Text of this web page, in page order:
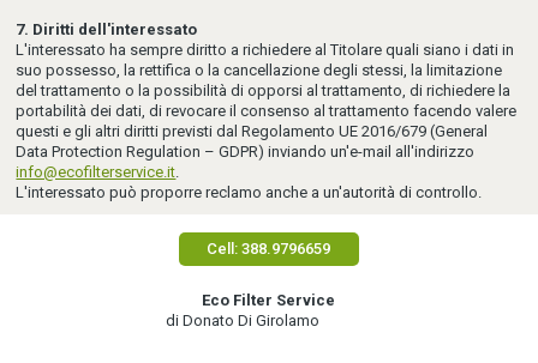
7. Diritti dell'interessato
L'interessato ha sempre diritto a richiedere al Titolare quali siano i dati in
suo possesso, la rettifica o la cancellazione degli stessi, la limitazione
del trattamento o la possibilità di opporsi al trattamento, di richiedere la
portabilità dei dati, di revocare il consenso al trattamento facendo valere
questi e gli altri diritti previsti dal Regolamento UE 2016/679 (General
Data Protection Regulation – GDPR) inviando un'e-mail all'indirizzo
info@ecofilterservice.it.
L'interessato può proporre reclamo anche a un'autorità di controllo.
Cell: 388.9796659
Eco Filter Service
di Donato Di Girolamo